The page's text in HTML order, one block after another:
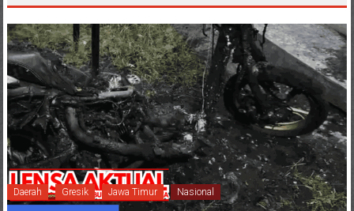
Daerah Gresik Jawa Timur Nasional